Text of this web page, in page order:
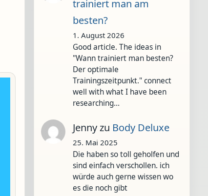
trainiert man am
besten?
1. August 2026
Good article. The ideas in
"Wann trainiert man besten?
Der optimale
Trainingszeitpunkt." connect
well with what I have been
researching…
Jennyzu Body Deluxe
25. Mai 2025
Die haben so toll geholfen und
sind einfach verschollen. ich
würde auch gerne wissen wo
es die noch gibt